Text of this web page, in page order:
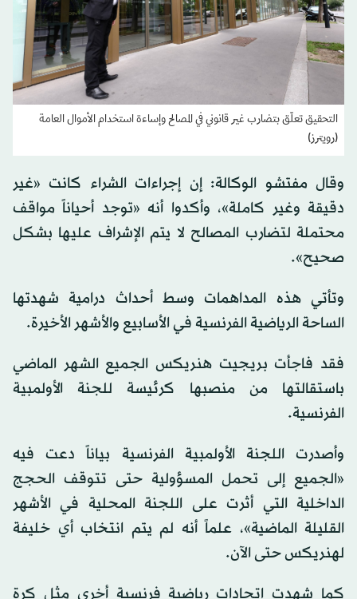
التحقيق تعلّق بتضارب غير قانوني في المصالح وإساءة استخدام الأموال العامة
(رويترز)
وقال مفتشو الوكالة: إن إجراءات الشراء كانت «غير
دقيقة وغير كاملة»، وأكدوا أنه «توجد أحياناً مواقف
محتملة لتضارب المصالح لا يتم الإشراف عليها بشكل
صحيح».
وتأتي هذه المداهمات وسط أحداث درامية شهدتها
الساحة الرياضية الفرنسية في الأسابيع والأشهر الأخيرة.
فقد فاجأت بريجيت هنريكس الجميع الشهر الماضي
باستقالتها من منصبها كرئيسة للجنة الأولمبية
الفرنسية.
وأصدرت اللجنة الأولمبية الفرنسية بياناً دعت فيه
«الجميع إلى تحمل المسؤولية حتى تتوقف الحجج
الداخلية التي أثرت على اللجنة المحلية في الأشهر
القليلة الماضية»، علماً أنه لم يتم انتخاب أي خليفة
لهنريكس حتى الآن.
كما شهدت اتحادات رياضية فرنسية أخرى مثل كرة